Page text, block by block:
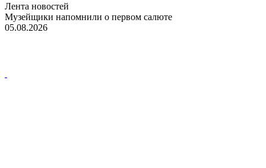
Лента новостей
Музейщики напомнили о первом салюте
05.08.2026